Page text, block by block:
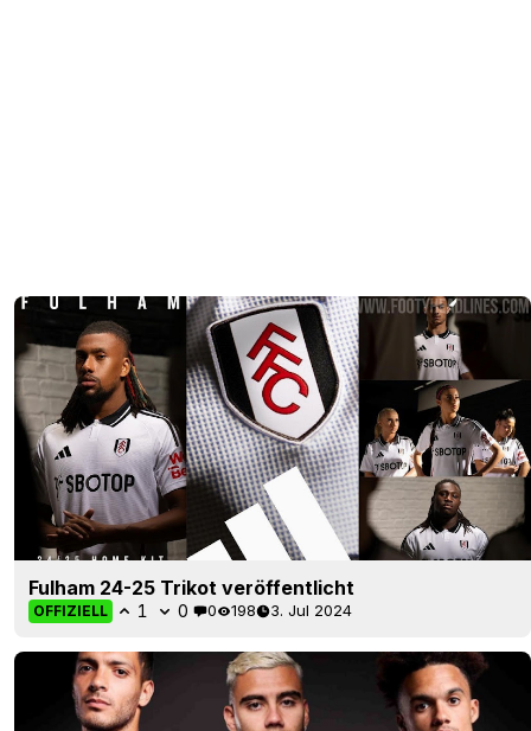
Fulham 24-25 Trikot veröffentlicht
OFFIZIELL 1 0 0 198 3. Jul 2024